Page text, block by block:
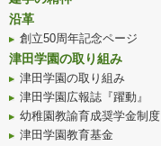
沿革
創立50周年記念ページ
津田学園の取り組み
津田学園の取り組み
津田学園広報誌『躍動』
幼稚園教諭育成奨学金制度
津田学園教育基金